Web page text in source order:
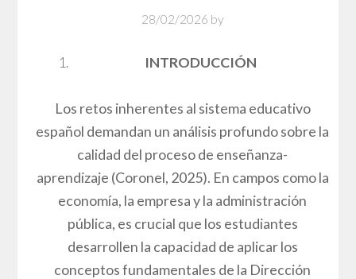
28/02/2026 by
INTRODUCCIÓN
Los retos inherentes al sistema educativo
español demandan un análisis profundo sobre la
calidad del proceso de enseñanza-
aprendizaje (Coronel, 2025). En campos como la
economía, la empresa y la administración
pública, es crucial que los estudiantes
desarrollen la capacidad de aplicar los
conceptos fundamentales de la Dirección